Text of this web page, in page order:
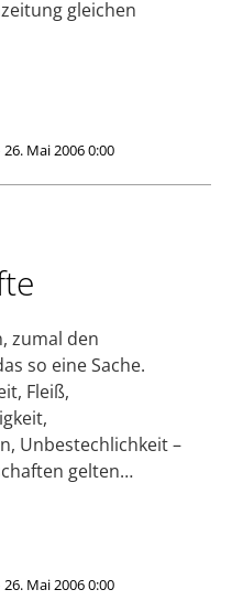
gleichen
Mai 2006 0:00
zumal den
so eine Sache.
Fleiß,
Unbestechlichkeit –
gelten…
Mai 2006 0:00